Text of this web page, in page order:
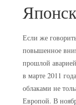
Если же
повышенное
прошлой
в марте 2011
облаками не
Европой. В